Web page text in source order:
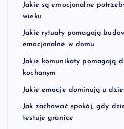
Jakie są emocjonalne
wieku
Jakie rytuały pomagają
emocjonalne w domu
Jakie komunikaty pomagają
kochanym
Jakie emocje dominują u
Jak zachować spokój, gdy
testuje granice